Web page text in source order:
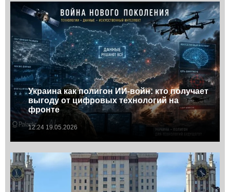
Украина как полигон ИИ-войн: кто получает
выгоду от цифровых технологий на
фронте
12:24 19.05.2026